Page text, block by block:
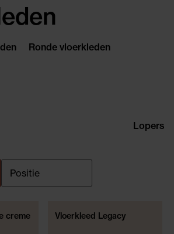
Ronde vloerkleden
Lopers
creme
Vloerkleed Legacy